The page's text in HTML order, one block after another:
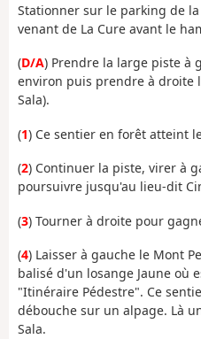
Stationner sur le parking de
venant de La Cure avant le
(D/A) Prendre la large piste à
environ puis prendre à droite
Sala).
(1) Ce sentier en forêt atteint
(2) Continuer la piste, virer à
poursuivre jusqu'au lieu-dit
(3) Tourner à droite pour
(4) Laisser à gauche le Mont
balisé d'un losange Jaune où
"Itinéraire Pédestre". Ce
débouche sur un alpage. Là
Sala.